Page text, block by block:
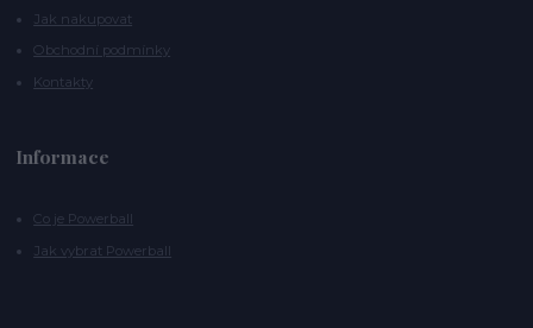
Jak nakupovat
Obchodní podmínky
Kontakty
Informace
Co je Powerball
Jak vybrat Powerball